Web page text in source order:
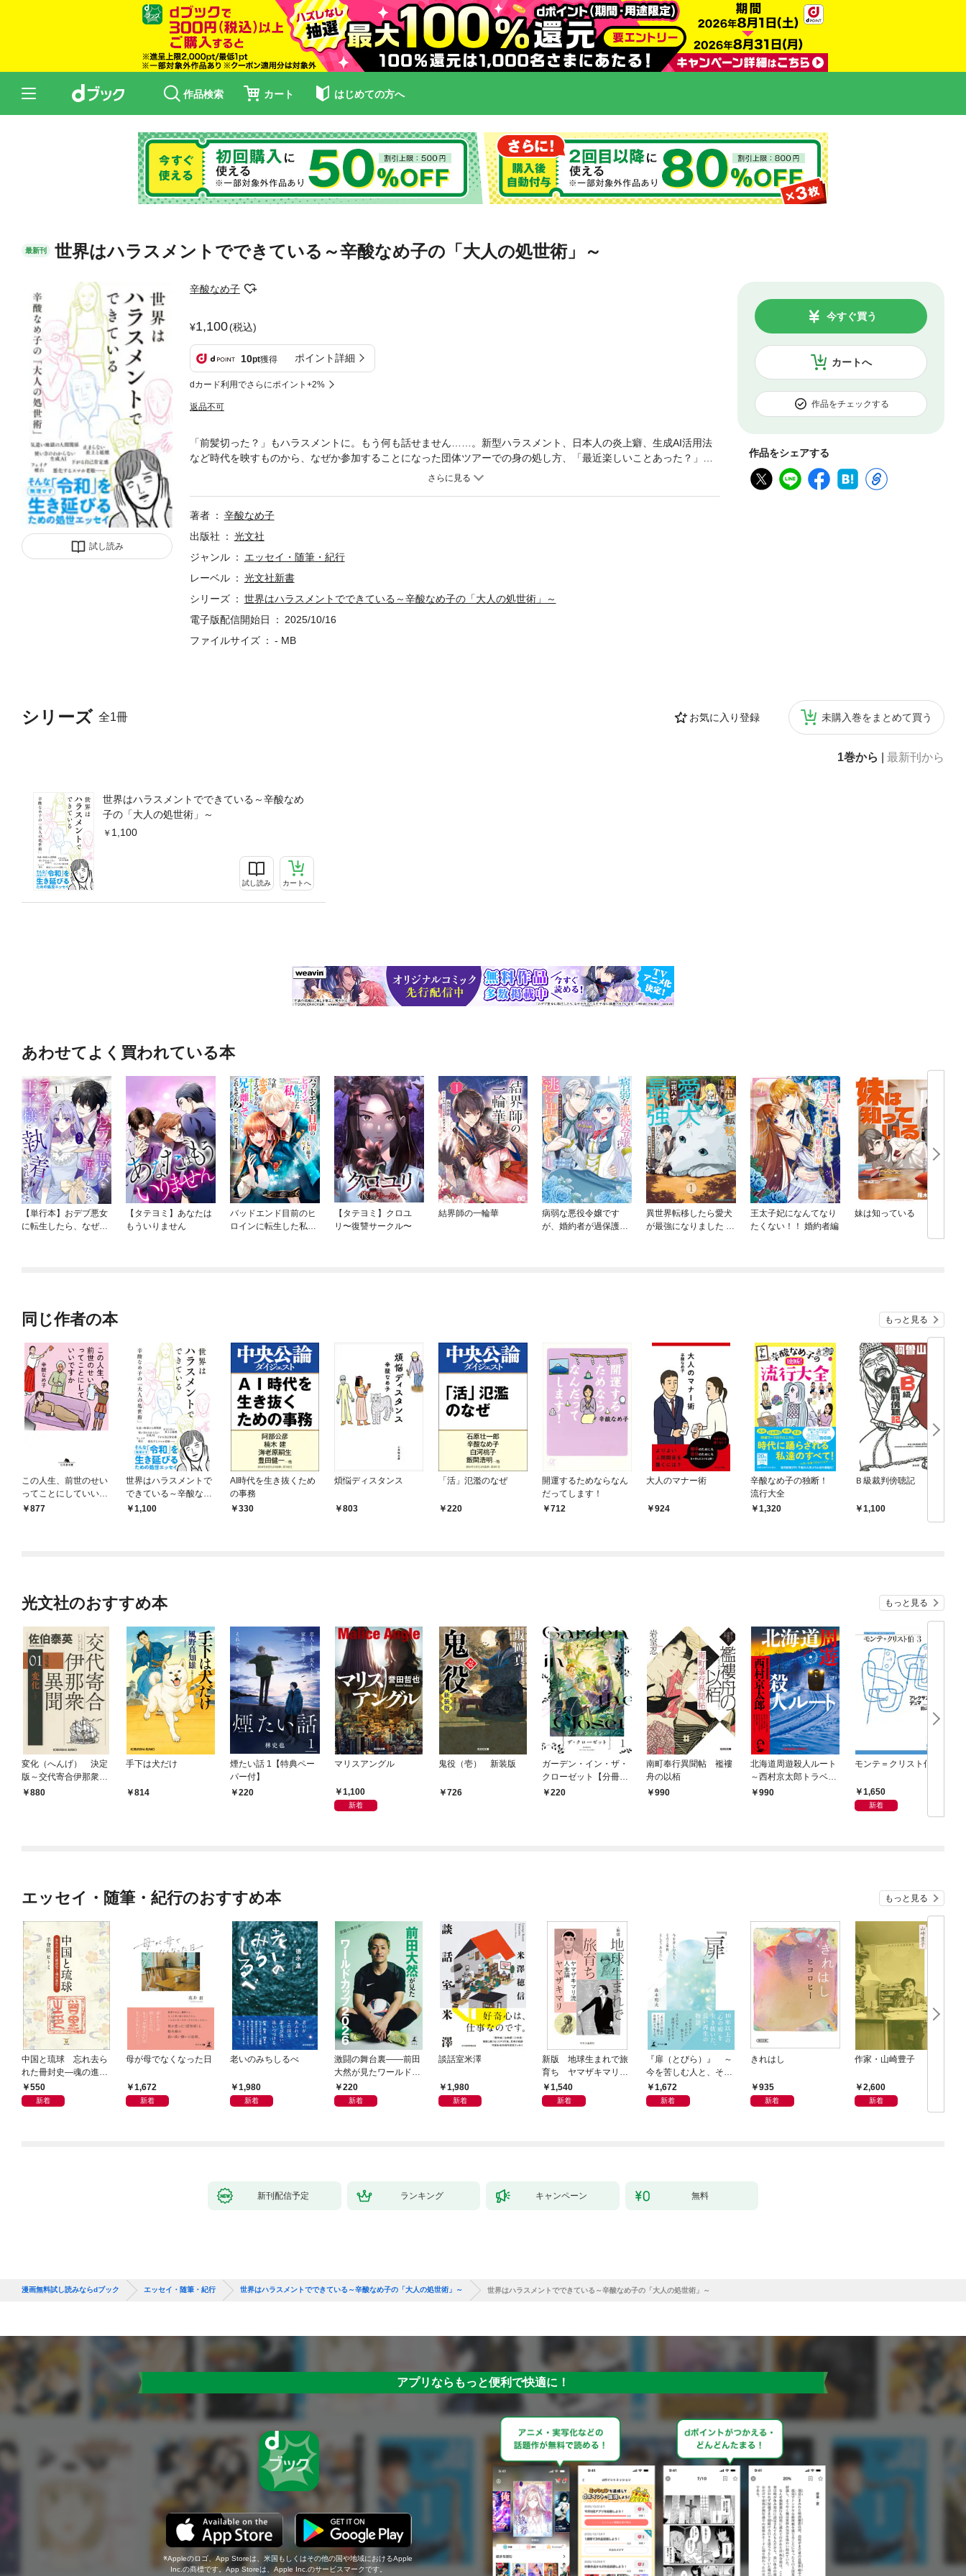
作品検索 カート はじめての方へ
最新刊 世界はハラスメントでできている～辛酸なめ子の「大人の処世術」～
試し読み
辛酸なめ子
1,100(税込)
10pt獲得 ポイント詳細
dカード利用でさらにポイント+2%
返品不可
カートへ
今すぐ買う
作品をチェックする
作品をシェアする
シリーズ 全1冊 お気に入り登録 未購入巻をまとめて買う
1巻から 最新刊から
世界はハラスメントでできている～辛酸なめ
子の「大人の処世術」～
1,100
試し読み カートへ
「前髪切った？」もハラスメントに。もう何も話せません……。新型ハラスメント、日本人の炎上癖、生成AI活用法
など時代を映すものから、なぜか参加することになった団体ツアーでの身の処し方、「最近楽しいことあった？」へ
の回答法、「謎マナー」に惑わされないための心構え、そして、老眼・認知症・通らない声・下がる自己肯定感への
著者
辛酸なめ子
出版社
光文社
ジャンル
エッセイ・随筆・紀行
レーベル
光文社新書
シリーズ
世界はハラスメントでできている～辛酸なめ子の「大人の処世術」～
電子版配信開始日
2025/10/16
ファイルサイズ
- MB
あわせてよく買われている本
【単行本】おデブ悪女
に転生したら、なぜか
【タテヨミ】あなたは
もういりません
バッドエンド目前のヒ
ロインに転生した私、
【タテヨミ】クロユ
リ〜復讐サークル〜
結界師の一輪華
病弱な悪役令嬢です
が、婚約者が過保護す
異世界転移したら愛犬
が最強になりました ～
王太子妃になんてなり
たくない！！ 婚約者編
妹は知っている
同じ作者の本 もっと見る
この人生、前世のせい
ってことにしていいで
すか877
世界はハラスメントで
できている～辛酸なめ
子の「大人の処世術」
1,100
AI時代を生き抜くため
の事務
330
煩悩ディスタンス
803
「活」氾濫のなぜ
220
開運するためならなん
だってします！
712
大人のマナー術
924
辛酸なめ子の独断！
流行大全
1,320
Ｂ級裁判傍聴記
1,100
光文社のおすすめ本 もっと見る
変化（へんげ） 決定
版～交代寄合伊那衆異
聞（1）～
880
手下は犬だけ
814
煙たい話 1【特典ペー
パー付】
220
マリスアングル
1,100
新着
鬼役（壱） 新装版
726
ガーデン・イン・ザ・
クローゼット【分冊
版】1
220
南町奉行異聞帖 襤褸
舟の以栢
990
北海道周遊殺人ルート
～西村京太郎トラベル
ミステリー・セレクシ
990
モンテ＝クリスト伯3
1,650
新着
エッセイ・随筆・紀行のおすすめ本 もっと見る
中国と琉球 忘れ去ら
れた冊封史―魂の進化
―550
新着
母が母でなくなった日
1,672
新着
老いのみちしるべ
1,980
新着
激闘の舞台裏――前田
大然が見たワールドカ
ップ2026
220
新着
談話室米澤
1,980
新着
新版 地球生まれで旅
育ち ヤマザキマリ流
人生論
1,540
新着
『扉（とびら）』 ～
今を苦しむ人と、その
ご家族、そして「あな
た」へ～
1,672
新着
きれはし
935
新着
作家・山崎豊子
2,600
新着
新刊配信予定 ランキング キャンペーン 無料
漫画無料試し読みならdブック エッセイ・随筆・紀行 世界はハラスメントでできている～辛酸なめ子の「大人の処世術」～ 世界はハラスメントでできている～辛酸なめ子の「大人の処世術」～
アプリならもっと便利で快適に！
Appleのロゴ、App Storeは、米国もしくはその他の国や地域におけるApple
Inc.の商標です。App Storeは、Apple Inc.のサービスマークです。